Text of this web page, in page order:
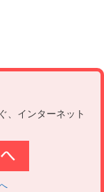
、インターネット